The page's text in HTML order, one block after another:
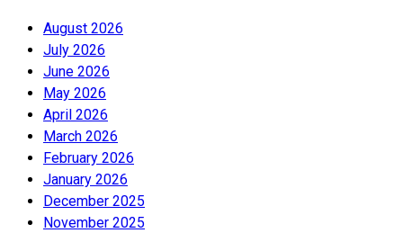
August 2026
July 2026
June 2026
May 2026
April 2026
March 2026
February 2026
January 2026
December 2025
November 2025